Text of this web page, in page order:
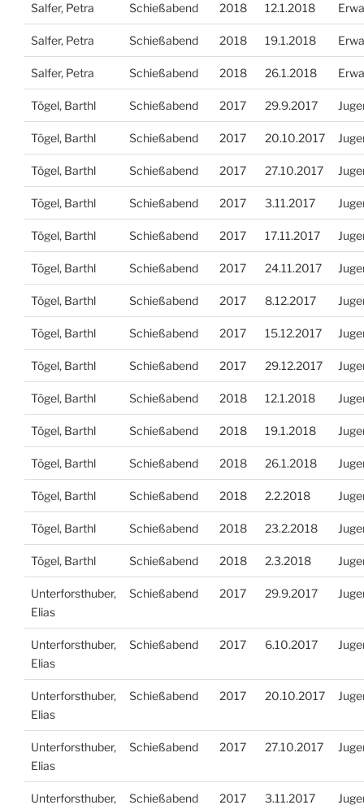
Salfer, Petra Schießabend 2018 12.1.2018
Salfer, Petra Schießabend 2018 19.1.2018
Salfer, Petra Schießabend 2018 26.1.2018
Tögel, Barthl Schießabend 2017 29.9.2017
Tögel, Barthl Schießabend 2017 20.10.2017
Tögel, Barthl Schießabend 2017 27.10.2017
Tögel, Barthl Schießabend 2017 3.11.2017
Tögel, Barthl Schießabend 2017 17.11.2017
Tögel, Barthl Schießabend 2017 24.11.2017
Tögel, Barthl Schießabend 2017 8.12.2017
Tögel, Barthl Schießabend 2017 15.12.2017
Tögel, Barthl Schießabend 2017 29.12.2017
Tögel, Barthl Schießabend 2018 12.1.2018
Tögel, Barthl Schießabend 2018 19.1.2018
Tögel, Barthl Schießabend 2018 26.1.2018
Tögel, Barthl Schießabend 2018 2.2.2018
Tögel, Barthl Schießabend 2018 23.2.2018
Tögel, Barthl Schießabend 2018 2.3.2018
Unterforsthuber,
Elias
Schießabend 2017 29.9.2017
Unterforsthuber,
Elias
Schießabend 2017 6.10.2017
Unterforsthuber,
Elias
Schießabend 2017 20.10.2017
Unterforsthuber,
Elias
Schießabend 2017 27.10.2017
Unterforsthuber, Schießabend 2017 3.11.2017